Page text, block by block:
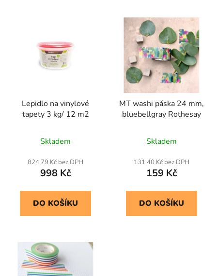
Lepidlo na vinylové
tapety 3 kg/ 12 m2
Skladem
824,79 Kč bez DPH
998 Kč
DO KOŠÍKU
MT washi páska 24 mm,
bluebellgray Rothesay
Skladem
131,40 Kč bez DPH
159 Kč
DO KOŠÍKU